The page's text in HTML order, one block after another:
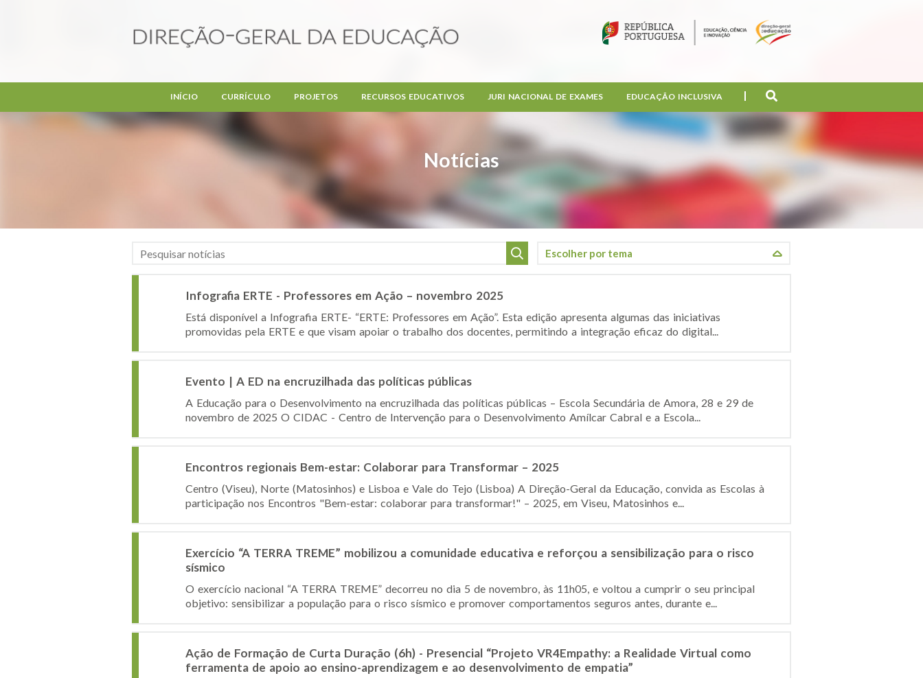
Notícias
INÍCIO CURRÍCULO PROJETOS RECURSOS EDUCATIVOS JURI NACIONAL DE EXAMES EDUCAÇÃO INCLUSIVA
Infografia ERTE - Professores em Ação – novembro 2025
Está disponível a Infografia ERTE- “ERTE: Professores em Ação”. Esta edição apresenta algumas das iniciativas
promovidas pela ERTE e que visam apoiar o trabalho dos docentes, permitindo a integração eficaz do digital...
Evento | A ED na encruzilhada das políticas públicas
A Educação para o Desenvolvimento na encruzilhada das políticas públicas – Escola Secundária de Amora, 28 e 29 de
novembro de 2025 O CIDAC - Centro de Intervenção para o Desenvolvimento Amílcar Cabral e a Escola...
Encontros regionais Bem-estar: Colaborar para Transformar – 2025
Centro (Viseu), Norte (Matosinhos) e Lisboa e Vale do Tejo (Lisboa) A Direção-Geral da Educação, convida as Escolas à
participação nos Encontros "Bem-estar: colaborar para transformar!" – 2025, em Viseu, Matosinhos e...
Exercício “A TERRA TREME” mobilizou a comunidade educativa e reforçou a sensibilização para o risco
sísmico
O exercício nacional “A TERRA TREME” decorreu no dia 5 de novembro, às 11h05, e voltou a cumprir o seu principal
objetivo: sensibilizar a população para o risco sísmico e promover comportamentos seguros antes, durante e...
Ação de Formação de Curta Duração (6h) - Presencial “Projeto VR4Empathy: a Realidade Virtual como
ferramenta de apoio ao ensino-aprendizagem e ao desenvolvimento de empatia”